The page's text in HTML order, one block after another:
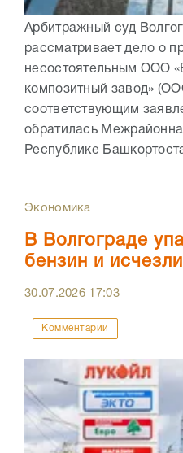
Арбитражный суд
рассматривает дело о
несостоятельным ООО
композитный завод»
соответствующим
обратилась
Республике
Экономика
В Волгограде
бензин и
30.07.2026 17:03
Комментарии